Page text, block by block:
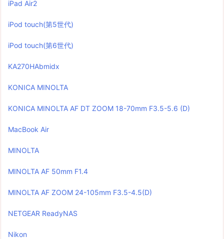
iPad Air2
iPod touch(第5世代)
iPod touch(第6世代)
KA270HAbmidx
KONICA MINOLTA
KONICA MINOLTA AF DT ZOOM 18-70mm F3.5-5.6 (D)
MacBook Air
MINOLTA
MINOLTA AF 50mm F1.4
MINOLTA AF ZOOM 24-105mm F3.5-4.5(D)
NETGEAR ReadyNAS
Nikon